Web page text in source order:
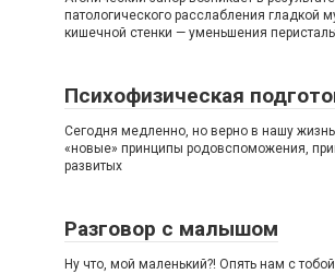
патологического расслабления гладкой
кишечной стенки — уменьшения
Психофизическая
Сегодня медленно, но верно в нашу
«новые» принципы родовспоможения,
развитых
Разговор с малышом
Ну что, мой маленький?! Опять нам с